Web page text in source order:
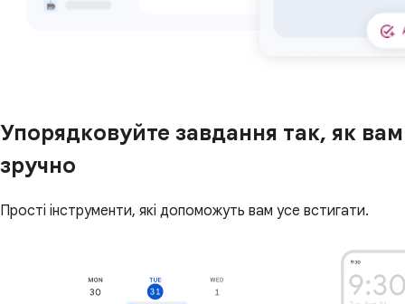
Упорядковуйте завдання так, як вам
зручно
Прості інструменти, які допоможуть вам усе встигати.